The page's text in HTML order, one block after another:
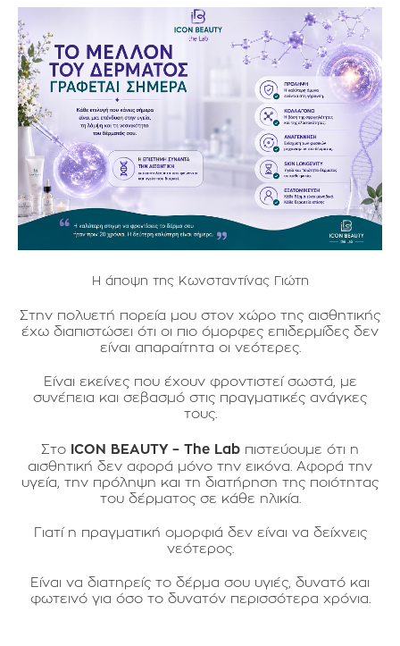
Η άποψη της Κωνσταντίνας Γιώτη
Στην πολυετή πορεία μου στον χώρο της αισθητικής
έχω διαπιστώσει ότι οι πιο όμορφες επιδερμίδες δεν
είναι απαραίτητα οι νεότερες.
Είναι εκείνες που έχουν φροντιστεί σωστά, με
συνέπεια και σεβασμό στις πραγματικές ανάγκες
τους.
Στο ICON BEAUTY – The Lab πιστεύουμε ότι η
αισθητική δεν αφορά μόνο την εικόνα. Αφορά την
υγεία, την πρόληψη και τη διατήρηση της ποιότητας
του δέρματος σε κάθε ηλικία.
Γιατί η πραγματική ομορφιά δεν είναι να δείχνεις
νεότερος.
Είναι να διατηρείς το δέρμα σου υγιές, δυνατό και
φωτεινό για όσο το δυνατόν περισσότερα χρόνια.